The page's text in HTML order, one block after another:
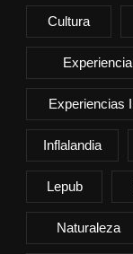
Cultura
Experiencia
Experiencias
Inflalandia
Lepub
Naturaleza